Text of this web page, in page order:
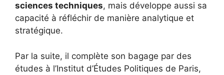
sciences techniques, mais développe aussi sa
capacité à réfléchir de manière analytique et
stratégique.
Par la suite, il complète son bagage par des
études à l’Institut d’Études Politiques de Paris,